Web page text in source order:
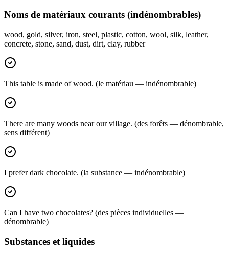
Noms de matériaux courants (indénombrables)
wood, gold, silver, iron, steel, plastic, cotton, wool, silk, leather,
concrete, stone, sand, dust, dirt, clay, rubber
This table is made of wood. (le matériau — indénombrable)
There are many woods near our village. (des forêts — dénombrable,
sens différent)
I prefer dark chocolate. (la substance — indénombrable)
Can I have two chocolates? (des pièces individuelles —
dénombrable)
Substances et liquides